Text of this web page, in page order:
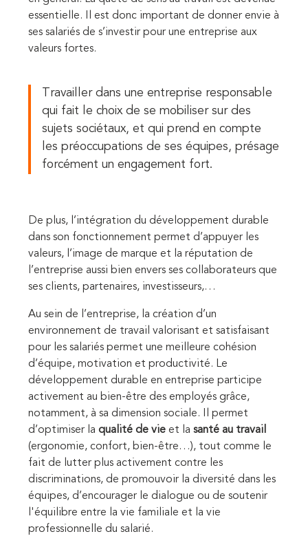
essentielle. Il est donc important de donner envie à
ses salariés de s’investir pour une entreprise aux
valeurs fortes.
Travailler dans une entreprise responsable
qui fait le choix de se mobiliser sur des
sujets sociétaux, et qui prend en compte
les préoccupations de ses équipes, présage
forcément un engagement fort.
De plus, l’intégration du développement durable
dans son fonctionnement permet d’appuyer les
valeurs, l’image de marque et la réputation de
l’entreprise aussi bien envers ses collaborateurs que
ses clients, partenaires, investisseurs,…
Au sein de l’entreprise, la création d’un
environnement de travail valorisant et satisfaisant
pour les salariés permet une meilleure cohésion
d’équipe, motivation et productivité. Le
développement durable en entreprise participe
activement au bien-être des employés grâce,
notamment, à sa dimension sociale. Il permet
d’optimiser la qualité de vie et la santé au travail
(ergonomie, confort, bien-être…), tout comme le
fait de lutter plus activement contre les
discriminations, de promouvoir la diversité dans les
équipes, d’encourager le dialogue ou de soutenir
l'équilibre entre la vie familiale et la vie
professionnelle du salarié.